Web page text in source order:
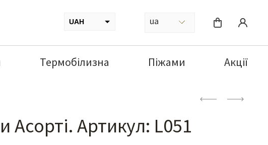
UAH ua
Термобілизна Піжами Акції
Асорті. Артикул: L051